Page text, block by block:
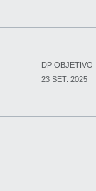
DP OBJETIVO
23 SET. 2025